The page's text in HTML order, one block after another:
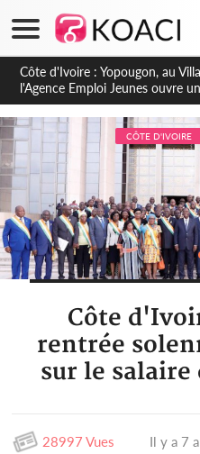
Côte d'Ivoire : CHU de
contractuels obtiennent un
arriérés du SMIG 2023
CÔTE D'IVOIRE
Côte
rentrée
sur le salaire
28997 Vues Il y a 7